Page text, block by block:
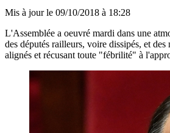
Mis à jour le 09/10/2018 à 18:28
L'Assemblée a oeuvré mardi dans une
des députés railleurs, voire dissipés, et des
alignés et récusant toute "fébrilité" à